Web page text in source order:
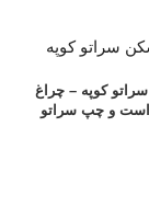
کوپه – چراغ
و چپ سراتو